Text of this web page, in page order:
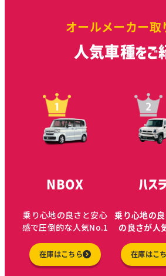
オールメーカー取
人気車種をご
NBOX
乗り心地の良さと安心
感で圧倒的な人気No.1
在庫はこちら
ハス
乗り心地の
の良さが人
在庫はこ